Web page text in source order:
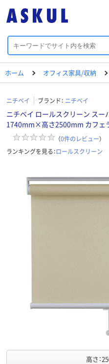
ホーム オフィス家具/収納
ニチベイ ブランド： ニチベイ
ニチベイ ロールスクリーン ス
1740mm×高さ2500mm カフェラ
（0件のレビュー）
ランキングを見る：ロールスクリーン
高さ：